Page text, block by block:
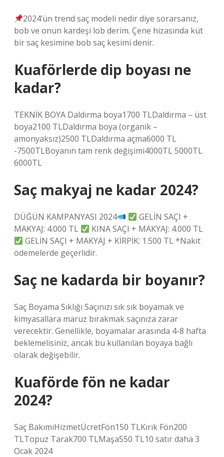
2024’ün trend saç modeli nedir diye sorarsanız,
bob ve onun kardeşi lob derim. Çene hizasında küt
bir saç kesimine bob saç kesimi denir.
Kuaförlerde dip boyası ne
kadar?
TEKNİK BOYA Daldırma boya1700 TLDaldırma – üst
boya2100 TLDaldırma boya (organik –
amonyaksız)2500 TLDaldırma açma6000 TL
-7500TLBoyanın tam renk değişimi4000TL 5000TL
6000TL
Saç makyaj ne kadar 2024?
DÜĞÜN KAMPANYASI 2024
GELİN SAÇI +
MAKYAJ: 4.000 TL
KINA SAÇI + MAKYAJ: 4.000 TL
GELİN SAÇI + MAKYAJ + KİRPİK: 1.500 TL *Nakit
ödemelerde geçerlidir.
Saç ne kadarda bir boyanır?
Saç Boyama Sıklığı Saçınızı sık sık boyamak ve
kimyasallara maruz bırakmak saçınıza zarar
verecektir. Genellikle, boyamalar arasında 4-8 hafta
beklemelisiniz, ancak bu kullanılan boyaya bağlı
olarak değişebilir.
Kuaförde fön ne kadar
2024?
Saç BakımıHizmetÜcretFön150 TLKırık Fön200
TLTopuz Tarak700 TLMaşa550 TL10 satır daha 3
Ocak 2024